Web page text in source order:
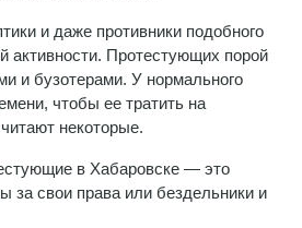
и даже противники подобного
активности. Протестующих порой
и бузотерами. У нормального
чтобы ее тратить на
некоторые.
в Хабаровске — это
за свои права или бездельники и